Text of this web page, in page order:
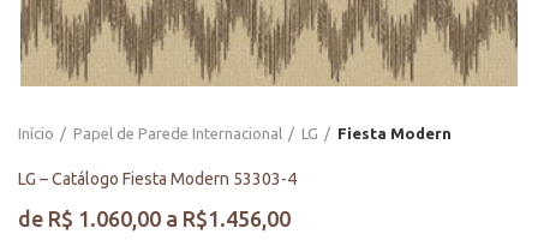
Início Papel de Parede Internacional LG Fiesta Modern
LG – Catálogo Fiesta Modern 53303-4